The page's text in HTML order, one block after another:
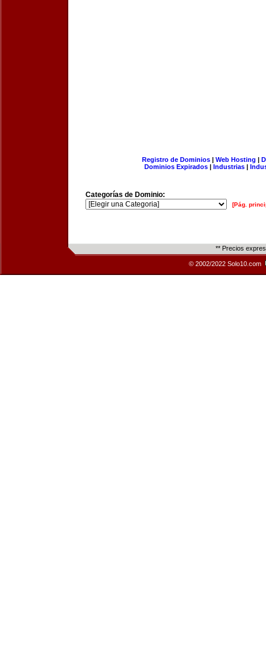
Registro de Dominios| Web Hosting |
Dominios Expirados | Industrias |
Categorías de Dominio:
[Pág.
** Precios
© 2002/2022 Solo10.com